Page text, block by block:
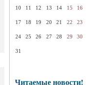
10 11 12 13 14 15 16
17 18 19 20 21 22 23
24 25 26 27 28 29 30
31
Читаемые новости!